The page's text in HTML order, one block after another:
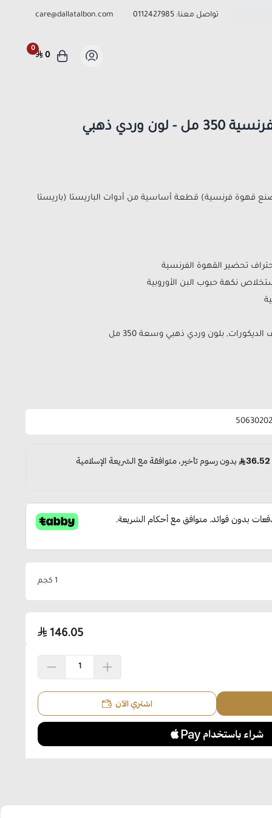
تواصل معنا: 0112427985
care@dallatalbon.com
0
0
وردي ذهبي
صنع قهوة فرنسية) قطعة أساسية من أدوات الباريستا (باريستا
تحضير القهوة الفرنسية
نكهة حبوب البن الأوروبية
بلون وردي ذهبي وسعة 350 مل
1 كجم
146.05
اشتري الآن